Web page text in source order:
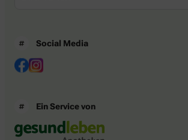
Social Media
Ein Service von